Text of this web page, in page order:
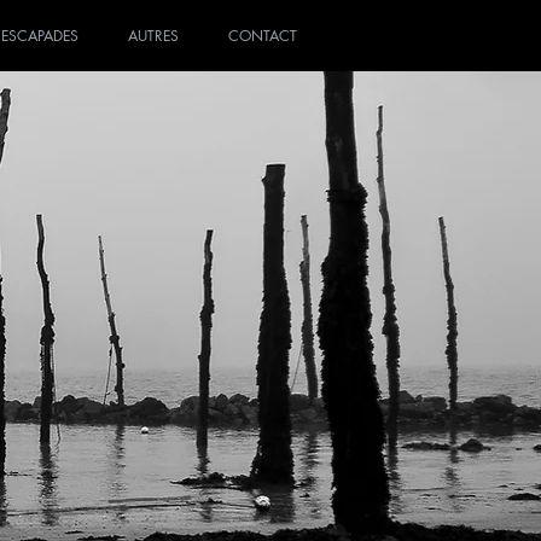
ESCAPADES AUTRES CONTACT